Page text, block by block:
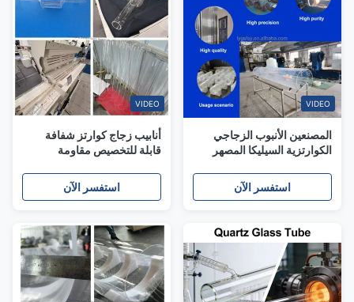
VIDEO
المصنعين الأنبوب الزجاجي
الكوارتزية السيليكا المصهر
للتطبيقات الضوئية وشبه
الموصلات
استفسر الآن
VIDEO
أنابيب زجاج كوارتز شفافة
قابلة للتخصيص مقاومة
مصقولة من كوارتز شفاف
لتطبيقات أشباه الموصلات
استفسر الآن